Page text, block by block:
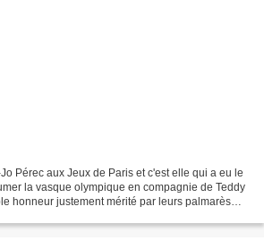
Pérec aux Jeux de Paris et c'est elle qui a eu le
la vasque olympique en compagnie de Teddy
honneur justement mérité par leurs palmarès